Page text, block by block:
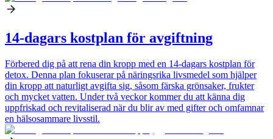
14-dagars kostplan för avgiftning
Förbered dig på att rena din kropp med en 14-dagars kostplan för
detox. Denna plan fokuserar på näringsrika livsmedel som hjälper
din kropp att naturligt avgifta sig, såsom färska grönsaker, frukter
och mycket vatten. Under två veckor kommer du att känna dig
uppfriskad och revitaliserad när du blir av med gifter och omfamnar
en hälsosammare livsstil.